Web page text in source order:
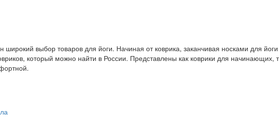
широкий выбор товаров для йоги. Начиная от коврика, заканчивая носками для
который можно найти в России. Представлены как коврики для